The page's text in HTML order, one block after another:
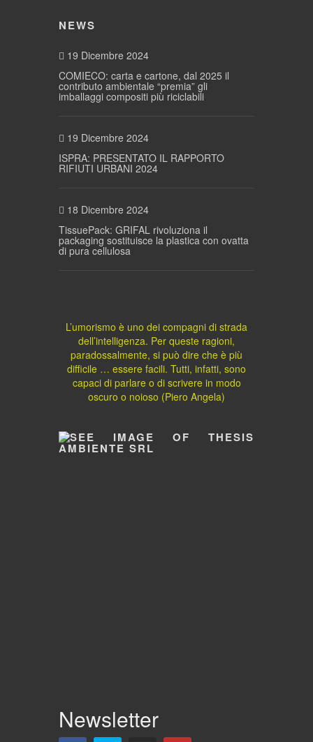
NEWS
19 Dicembre 2024
COMIECO: carta e cartone, dal 2025 il
contributo ambientale “premia” gli
imballaggi compositi più riciclabili
19 Dicembre 2024
ISPRA: PRESENTATO IL RAPPORTO
RIFIUTI URBANI 2024
18 Dicembre 2024
TissuePack: GRIFAL rivoluziona il
packaging sostituisce la plastica con ovatta
di pura cellulosa
L’umorismo è uno dei compagni di strada
dell’intelligenza. Per queste ragioni,
paradossalmente, si può dire che è più
difficile … essere facili. Tutti, infatti, sono
capaci di parlare o di scrivere in modo
oscuro o noioso (Piero Angela)
Newsletter